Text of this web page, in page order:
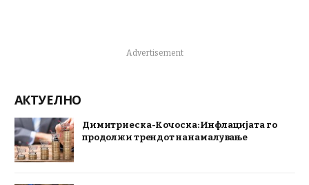
Advertisement
АКТУЕЛНО
Димитриеска-Кочоска: Инфлацијата го
продолжи трендот на намалување